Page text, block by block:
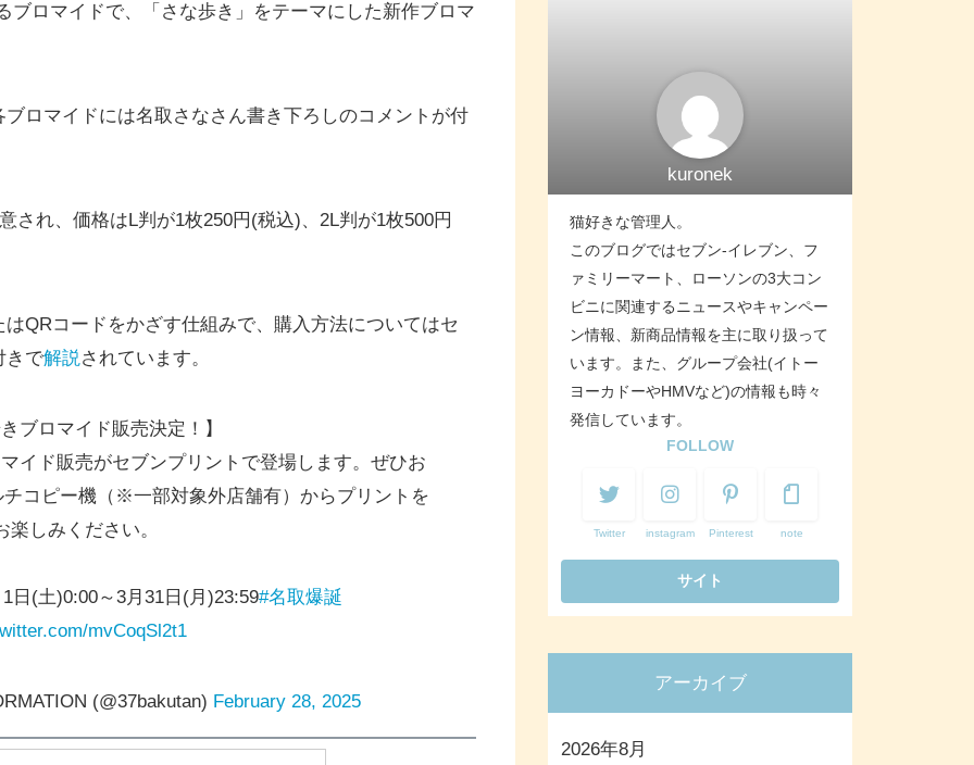
ブロマイドで、「さな歩き」をテーマにした新作ブロマ
ロマイドには名取さなさん書き下ろしのコメントが付
れ、価格はL判が1枚250円(税込)、2L判が1枚500円
QRコードをかざす仕組みで、購入方法についてはセ
きで解説されています。
ブロマイド販売決定！】
イド販売がセブンプリントで登場します。ぜひお
コピー機（※一部対象外店舗有）からプリントを
楽しみください。
日(土)0:00～3月31日(月)23:59#名取爆誕
mvCoqSl2t1
(@37bakutan) February 28, 2025
kuronek
猫好きな管理人。
このブログではセブン-イレブン、フ
ァミリーマート、ローソンの3大コン
ビニに関連するニュースやキャンペー
ン情報、新商品情報を主に取り扱って
います。また、グループ会社(イトー
ヨーカドーやHMVなど)の情報も時々
発信しています。
FOLLOW
Twitter instagram Pinterest note
アーカイブ
2026年8月